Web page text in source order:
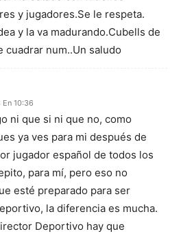
y jugadores.Se le respeta.
y la va madurando.Cubells de
cuadrar num..Un saludo
10:36
ni que si ni que no, como
ya ves para mi después de
jugador español de todos los
para mí, pero eso no
esté preparado para ser
la diferencia es mucha.
Deportivo hay que